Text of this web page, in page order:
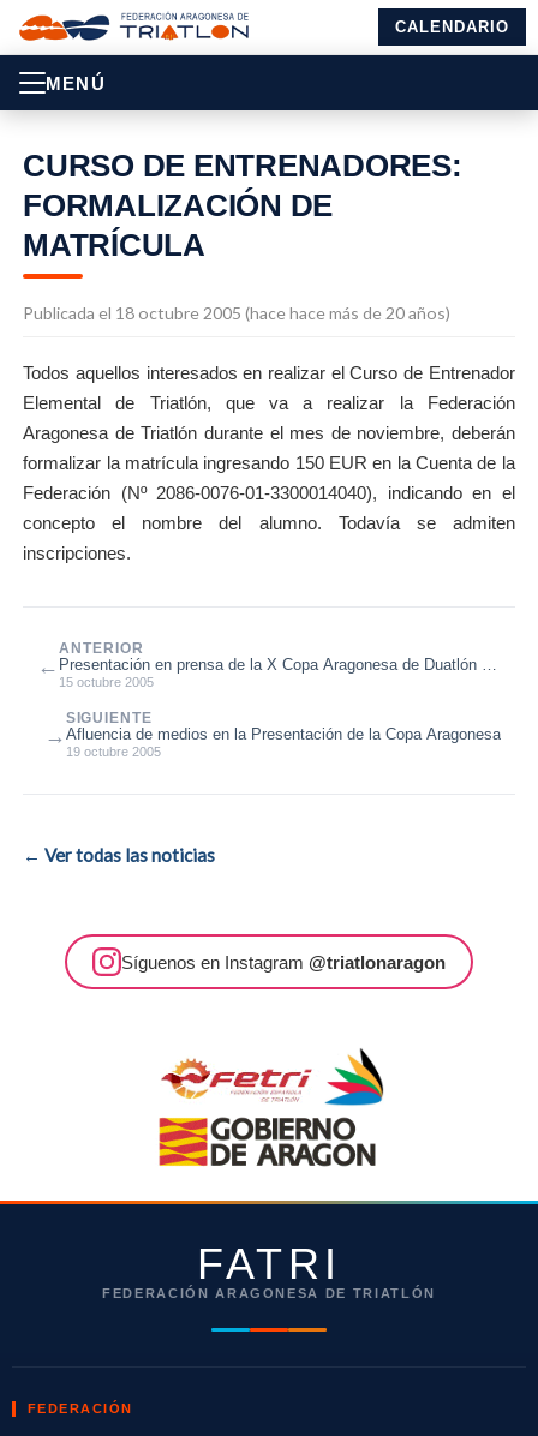
CALENDARIO
MENÚ
CURSO DE ENTRENADORES:
FORMALIZACIÓN DE
MATRÍCULA
Publicada el 18 octubre 2005 (hace hace más de 20 años)
Todos aquellos interesados en realizar el Curso de Entrenador
Elemental de Triatlón, que va a realizar la Federación
Aragonesa de Triatlón durante el mes de noviembre, deberán
formalizar la matrícula ingresando 150 EUR en la Cuenta de la
Federación (Nº 2086-0076-01-3300014040), indicando en el
concepto el nombre del alumno. Todavía se admiten
inscripciones.
←
ANTERIOR
Presentación en prensa de la X Copa Aragonesa de Duatlón de
Montaña
15 octubre 2005
SIGUIENTE
Afluencia de medios en la Presentación de la Copa Aragonesa
19 octubre 2005
→
← Ver todas las noticias
Síguenos en Instagram @triatlonaragon
FATRI
FEDERACIÓN ARAGONESA DE TRIATLÓN
FEDERACIÓN